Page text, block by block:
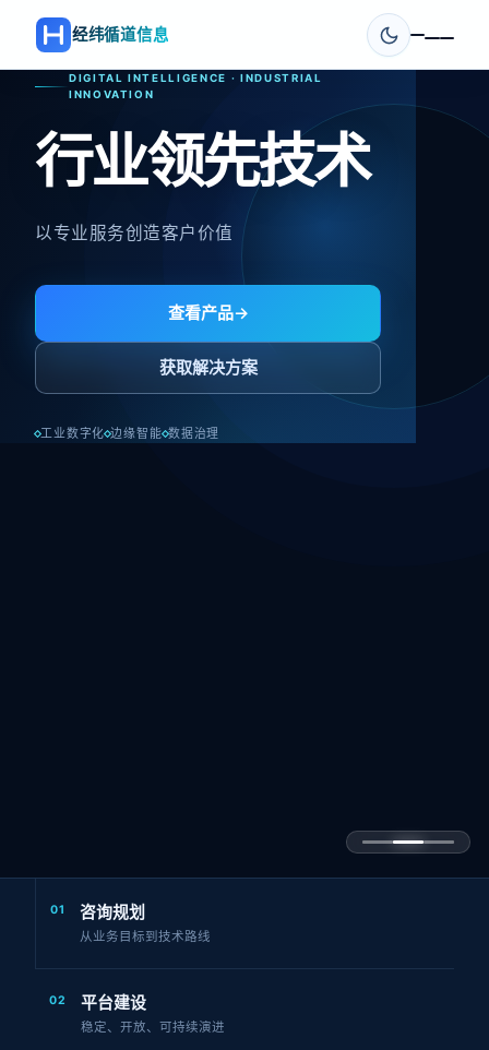
经纬循道信息
DIGITAL INTELLIGENCE · INDUSTRIAL
INNOVATION
专业解决方案
为您的数字化转型保驾护航
了解我们→
获取解决方案
工业数字化 边缘智能 数据治理
DIGITAL INTELLIGENCE · INDUSTRIAL
INNOVATION
行业领先技术
以专业服务创造客户价值
查看产品→
获取解决方案
工业数字化 边缘智能 数据治理
DIGITAL INTELLIGENCE · INDUSTRIAL INNOVATION
值得信赖的合作
伙伴
500+ 企业的共同选择
联系我们
01 咨询规划
从业务目标到技术路线
02 平台建设
稳定、开放、可持续演进